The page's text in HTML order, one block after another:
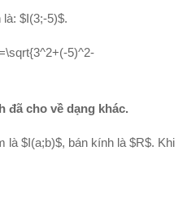
$I(3;-5)$.
5)^2-
đã cho về dạng khác.
là $I(a;b)$, bán kính là $R$. Khi